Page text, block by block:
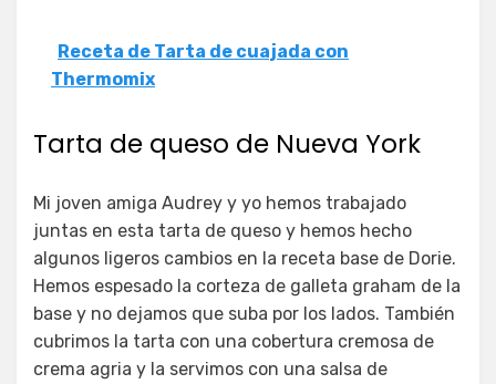
Receta de Tarta de cuajada con
Thermomix
Tarta de queso de Nueva York
Mi joven amiga Audrey y yo hemos trabajado
juntas en esta tarta de queso y hemos hecho
algunos ligeros cambios en la receta base de Dorie.
Hemos espesado la corteza de galleta graham de la
base y no dejamos que suba por los lados. También
cubrimos la tarta con una cobertura cremosa de
crema agria y la servimos con una salsa de